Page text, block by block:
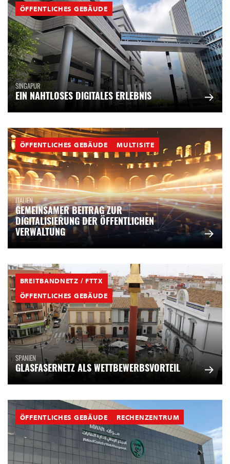
ÖFFENTLICHES GEBÄUDE
SINGAPUR
EIN NAHTLOSES DIGITALES ERLEBNIS
ÖFFENTLICHES GEBÄUDE MULTISITE
ITALIEN
GEMEINSAMER BEITRAG ZUR
DIGITALISIERUNG DER ÖFFENTLICHEN
VERWALTUNG
BREITBANDNETZ / FTTX
ÖFFENTLICHES GEBÄUDE
SPANIEN
GLASFASERNETZ ALS WETTBEWERBSVORTEIL
ÖFFENTLICHES GEBÄUDE RECHENZENTRUM